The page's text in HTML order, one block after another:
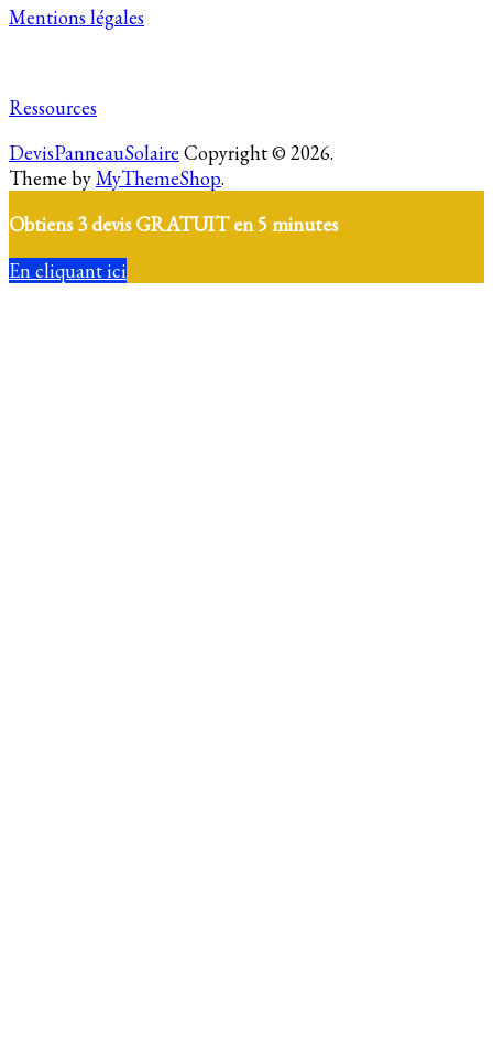
Mentions légales
Ressources
DevisPanneauSolaire Copyright © 2026.
Theme byMyThemeShop.
Obtiens 3 devis GRATUIT en 5 minutes
En cliquant ici